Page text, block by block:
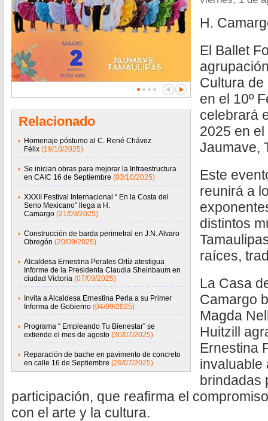
Relacionado
Homenaje póstumo al C. René Chávez
Félix (19/10/2025)
Se inician obras para mejorar la Infraestructura
en CAIC 16 de Septiembre (03/10/2025)
XXXII Festival Internacional “ En la Costa del
Seno Mexicano” llega a H.
Camargo (21/09/2025)
Construcción de barda perimetral en J.N. Alvaro
Obregón (20/09/2025)
Alcaldesa Ernestina Perales Ortíz atestigua
Informe de la Presidenta Claudia Sheinbaum en
ciudad Victoria (07/09/2025)
Invita a Alcaldesa Ernestina Perla a su Primer
Informa de Gobierno (04/09/2025)
Programa “ Empleando Tu Bienestar” se
extiende el mes de agosto (30/07/2025)
Reparación de bache en pavimento de concreto
en calle 16 de Septiembre (29/07/2025)
H.
El Ballet
Cultura
en el 10º
celebrará
2025 en
Jaumave,
Este
reunirá a
distintos
raíces,
La Casa
Camargo
Magda
Huitzill
Ernestina
invaluable
brindadas
participación, que reafirma el
con el arte y la cultura.